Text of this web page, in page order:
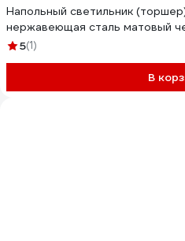
Напольный светильник
нержавеющая сталь матовый
5(1)
В